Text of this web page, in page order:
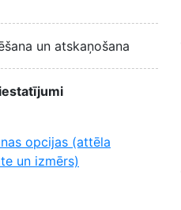
un atskaņošana
opcijas (attēla
un izmērs)